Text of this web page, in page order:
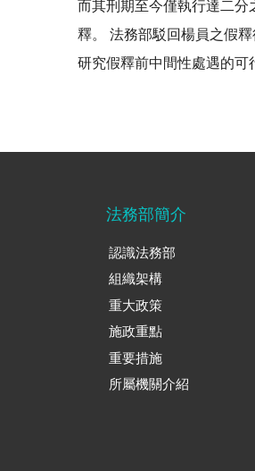
而其刑期至今僅執行達二
釋。 法務部駁回楊員之假
研究假釋前中間性處遇的可
法務部簡介
認識法務部
組織架構
重大政策
施政重點
重要措施
所屬機關介紹